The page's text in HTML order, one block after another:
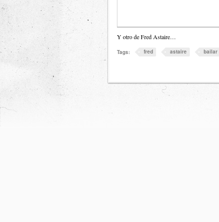
Y otro de Fred Astaire…
Tags: fred astaire bailar